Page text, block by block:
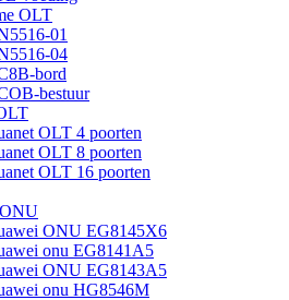
OLT
01
04
bord
bestuur
OLT 4 poorten
OLT 8 poorten
OLT 16 poorten
ONU EG8145X6
onu EG8141A5
ONU EG8143A5
onu HG8546M